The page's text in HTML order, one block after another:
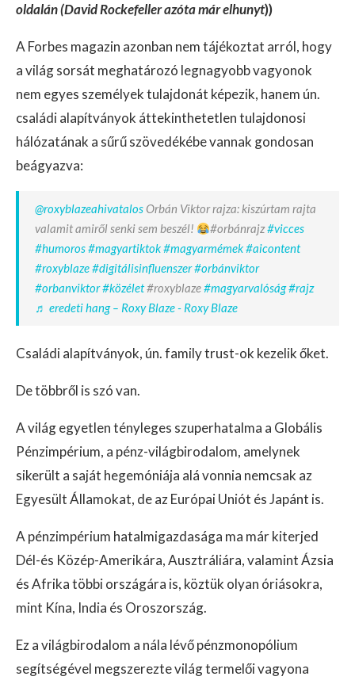
oldalán (David Rockefeller azóta már elhunyt))
A Forbes magazin azonban nem tájékoztat arról, hogy
a világ sorsát meghatározó legnagyobb vagyonok
nem egyes személyek tulajdonát képezik, hanem ún.
családi alapítványok áttekinthetetlen tulajdonosi
hálózatának a sűrű szövedékébe vannak gondosan
beágyazva:
@roxyblazeahivatalosOrbán Viktor rajza: kiszúrtam rajta
valamit amiről senki sem beszél!
#orbánrajz#vicces
#humoros#magyartiktok#magyarmémek#aicontent
#roxyblaze#digitálisinfluenszer#orbánviktor
#orbanviktor#közélet#roxyblaze#magyarvalóság#rajz
♬ eredeti hang – Roxy Blaze - Roxy Blaze
Családi alapítványok, ún. family trust-ok kezelik őket.
De többről is szó van.
A világ egyetlen tényleges szuperhatalma a Globális
Pénzimpérium, a pénz-világbirodalom, amelynek
sikerült a saját hegemóniája alá vonnia nemcsak az
Egyesült Államokat, de az Európai Uniót és Japánt is.
A pénzimpérium hatalmigazdasága ma már kiterjed
Dél-és Közép-Amerikára, Ausztráliára, valamint Ázsia
és Afrika többi országára is, köztük olyan óriásokra,
mint Kína, India és Oroszország.
Ez a világbirodalom a nála lévő pénzmonopólium
segítségével megszerezte világ termelői vagyona